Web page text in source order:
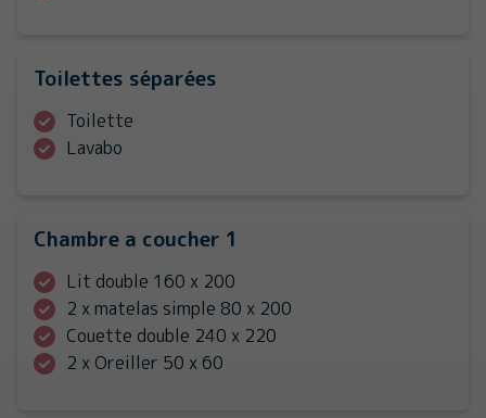
Toilettes séparées
Toilette
Lavabo
Chambre a coucher 1
Lit double 160 x 200
2 x matelas simple 80 x 200
Couette double 240 x 220
2 x Oreiller 50 x 60